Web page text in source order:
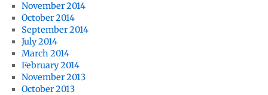
November 2014
October 2014
September 2014
July 2014
March 2014
February 2014
November 2013
October 2013